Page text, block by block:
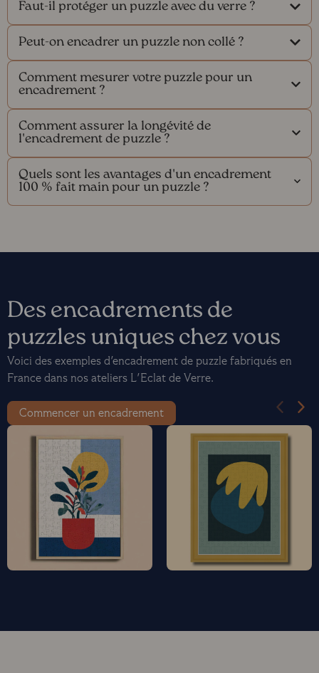
Faut-il protéger un puzzle avec du verre ?
Peut-on encadrer un puzzle non collé ?
Comment mesurer votre puzzle pour un
encadrement ?
Comment assurer la longévité de
l'encadrement de puzzle ?
Quels sont les avantages d'un encadrement
100 % fait main pour un puzzle ?
Des encadrements de
puzzles uniques chez vous
Voici des exemples d'encadrement de puzzle fabriqués en
France dans nos ateliers L'Eclat de Verre.
Commencer un encadrement